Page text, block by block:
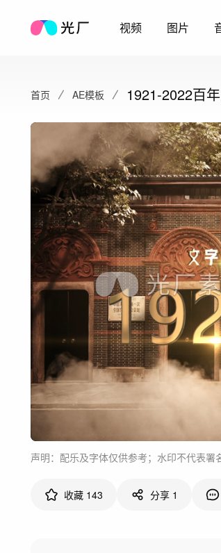
视频 图片
首页 AE模板 1921-2022百
声明：配乐及字体仅供参考；水印不代表署
收藏 143 分享 1